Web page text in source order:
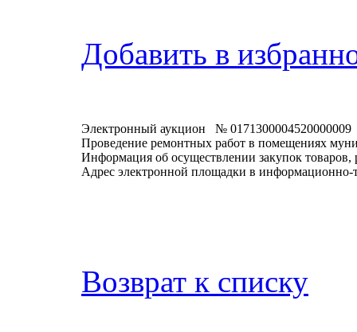
Добавить в
Электронный аукцион № 0171300004520000009
Проведение ремонтных работ в помещениях
Информация об осуществлении закупок
Адрес электронной площадки в
Возврат к списку